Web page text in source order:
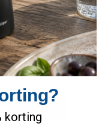
kantoor of
ruimtes. Werkt
UV-A licht en een
waardoor
onopvallend
gevangen.
Bekijk product
korting